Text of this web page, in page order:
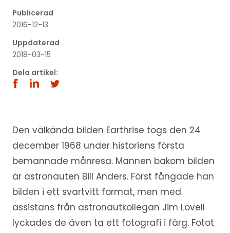
Publicerad
2016-12-13
Uppdaterad
2018-03-15
Dela artikel:
Den välkända bilden Earthrise togs den 24
december 1968 under historiens första
bemannade månresa. Mannen bakom bilden
är astronauten Bill Anders. Först fångade han
bilden i ett svartvitt format, men med
assistans från astronautkollegan Jim Lovell
lyckades de även ta ett fotografi i färg. Fotot